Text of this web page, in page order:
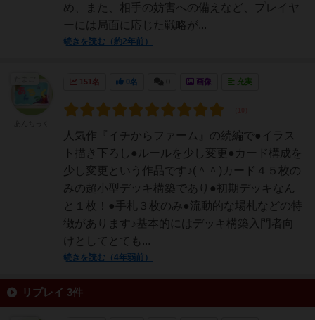
め、また、相手の妨害への備えなど、プレイヤ
ーには局面に応じた戦略が...
続きを読む（約2年前）
151名 0名 画像 充実
人気作『イチからファーム』の続編で●イラス
ト描き下ろし●ルールを少し変更●カード構成を
少し変更という作品です♪(＾＾)カード４５枚の
みの超小型デッキ構築であり●初期デッキなん
と１枚！●手札３枚のみ●流動的な場札などの特
徴があります♪基本的にはデッキ構築入門者向
けとしてとても...
続きを読む（4年弱前）
リプレイ 3件